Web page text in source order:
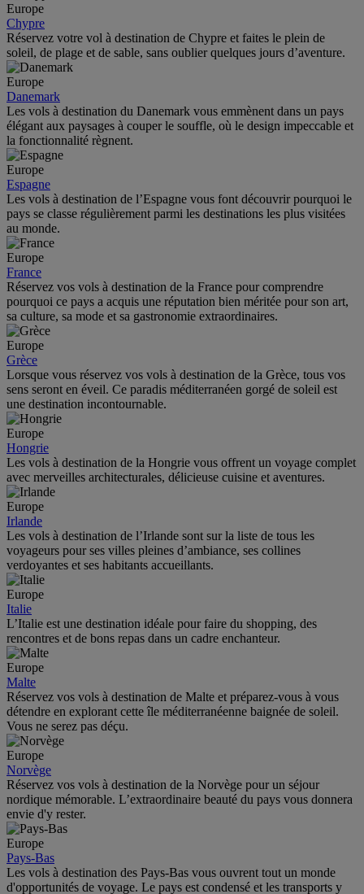
Europe
Chypre
Réservez votre vol à destination de Chypre et faites le plein de
soleil, de plage et de sable, sans oublier quelques jours d’aventure.
Europe
Danemark
Les vols à destination du Danemark vous emmènent dans un pays
élégant aux paysages à couper le souffle, où le design impeccable et
la fonctionnalité règnent.
Europe
Espagne
Les vols à destination de l’Espagne vous font découvrir pourquoi le
pays se classe régulièrement parmi les destinations les plus visitées
au monde.
Europe
France
Réservez vos vols à destination de la France pour comprendre
pourquoi ce pays a acquis une réputation bien méritée pour son art,
sa culture, sa mode et sa gastronomie extraordinaires.
Europe
Grèce
Lorsque vous réservez vos vols à destination de la Grèce, tous vos
sens seront en éveil. Ce paradis méditerranéen gorgé de soleil est
une destination incontournable.
Europe
Hongrie
Les vols à destination de la Hongrie vous offrent un voyage complet
avec merveilles architecturales, délicieuse cuisine et aventures.
Europe
Irlande
Les vols à destination de l’Irlande sont sur la liste de tous les
voyageurs pour ses villes pleines d’ambiance, ses collines
verdoyantes et ses habitants accueillants.
Europe
Italie
L’Italie est une destination idéale pour faire du shopping, des
rencontres et de bons repas dans un cadre enchanteur.
Europe
Malte
Réservez vos vols à destination de Malte et préparez-vous à vous
détendre en explorant cette île méditerranéenne baignée de soleil.
Vous ne serez pas déçu.
Europe
Norvège
Réservez vos vols à destination de la Norvège pour un séjour
nordique mémorable. L’extraordinaire beauté du pays vous donnera
envie d'y rester.
Europe
Pays-Bas
Les vols à destination des Pays-Bas vous ouvrent tout un monde
d'opportunités de voyage. Le pays est condensé et les transports y